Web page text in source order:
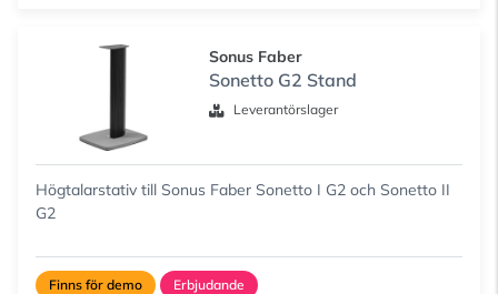
Sonus Faber
Sonetto G2 Stand
Leverantörslager
Högtalarstativ till Sonus Faber Sonetto I G2 och Sonetto II
G2
Finns för demo Erbjudande